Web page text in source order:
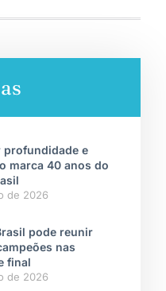
profundidade e
marca 40 anos do
de 2026
pode reunir
nas
final
de 2026